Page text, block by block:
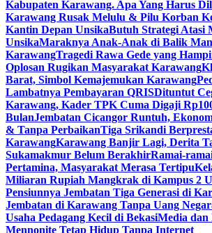
Kabupaten Karawang. Apa Yang Harus
Karawang Rusak Melulu & Pilu Korban
Kantin Depan UnsikaButuh Strategi Atasi
UnsikaMaraknya Anak-Anak di Balik
KarawangTragedi Rawa Gede yang
Oplosan Rugikan Masyarakat Karawang
Barat, Simbol Kemajemukan Karawang
Lambatnya Pembayaran QRISDituntut
Karawang, Kader TPK Cuma Digaji
BulanJembatan Cicangor Runtuh,
& Tanpa PerbaikanTiga Srikandi
KarawangKarawang Banjir Lagi, Derita
Sukamakmur Belum BerakhirRamai-
Pertamina, Masyarakat Merasa Tertipu
Miliaran Rupiah Mangkrak di Kampus 2
Pensiunnya Jembatan Tiga Generasi di
Jembatan di Karawang Tanpa Uang
Usaha Pedagang Kecil di BekasiMedia dan
Mennonite Tetap Hidup Tanpa Internet